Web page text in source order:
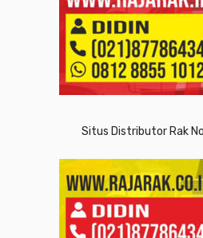
Situs Distributor Rak